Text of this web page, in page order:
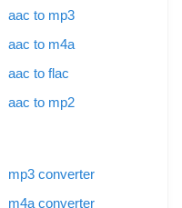
aac to mp3
aac to m4a
aac to flac
aac to mp2
mp3 converter
m4a converter